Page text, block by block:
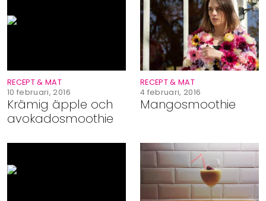
Krämig äpple och
avokadosmoothie
RECEPT & MAT
10 februari, 2016
Mangosmoothie
RECEPT & MAT
4 februari, 2016